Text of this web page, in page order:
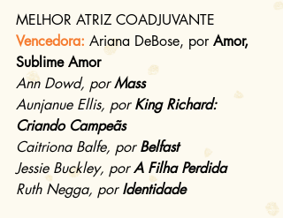
MELHOR ATRIZ COADJUVANTE
Vencedora: Ariana DeBose, por Amor,
Sublime Amor
Ann Dowd, por Mass
Aunjanue Ellis, por King Richard:
Criando Campeãs
Caitriona Balfe, por Belfast
Jessie Buckley, por A Filha Perdida
Ruth Negga, por Identidade